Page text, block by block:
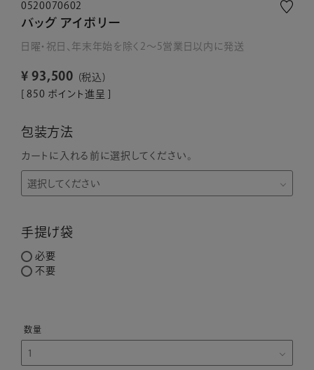
0520070602
バッグ アイボリー
日曜・祝日、年末年始を除く2～5営業日以内に発送
¥ 93,500
税込
850 ポイント進呈 ]
包装方法
カートに入れる前に選択してください。
手提げ袋
必要
不要